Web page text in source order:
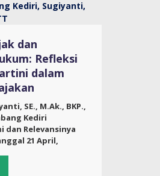
dan
Refleksi
dalam
SE., M.Ak., BKP.,
Kediri
dan Relevansinya
21 April,